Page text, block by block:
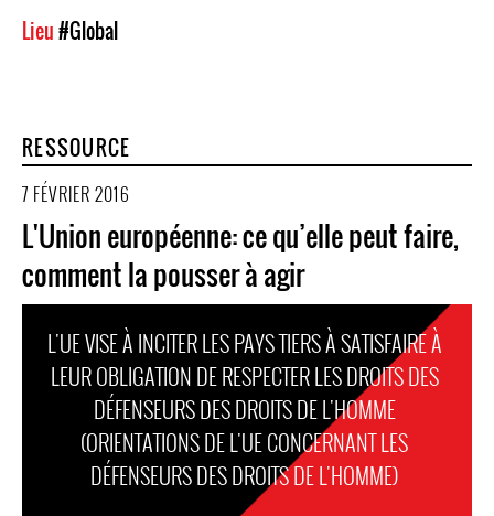
Lieu#Global
RESSOURCE
7 FÉVRIER 2016
L'Union européenne: ce qu’elle peut faire,
comment la pousser à agir
L'UE VISE À INCITER LES PAYS TIERS À SATISFAIRE À
LEUR OBLIGATION DE RESPECTER LES DROITS DES
DÉFENSEURS DES DROITS DE L'HOMME
(ORIENTATIONS DE L'UE CONCERNANT LES
DÉFENSEURS DES DROITS DE L'HOMME)